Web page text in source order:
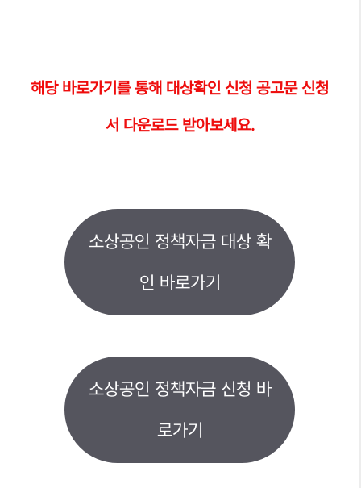
해당 바로가기를 통해 대상확인 신청 공고문 신청
서 다운로드 받아보세요.
소상공인 정책자금 대상 확
인 바로가기
소상공인 정책자금 신청 바
로가기